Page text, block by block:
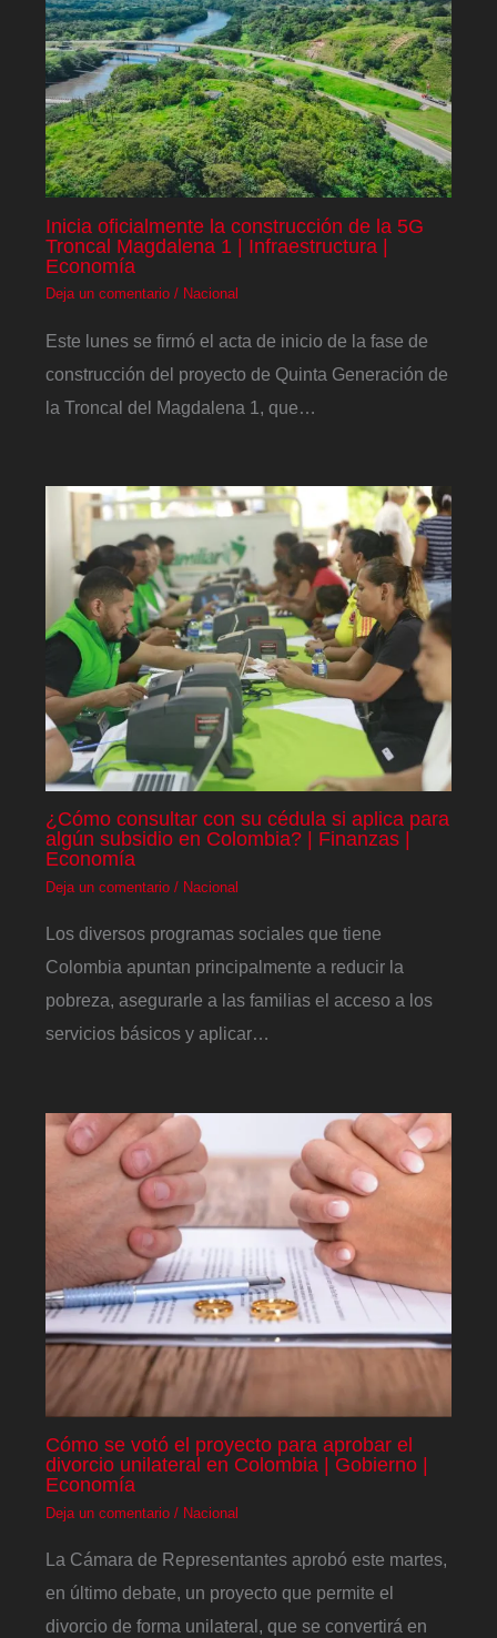
Inicia oficialmente la construcción de la 5G
Troncal Magdalena 1 | Infraestructura |
Economía
Deja un comentario / Nacional
Este lunes se firmó el acta de inicio de la fase de
construcción del proyecto de Quinta Generación de
la Troncal del Magdalena 1, que…
¿Cómo consultar con su cédula si aplica para
algún subsidio en Colombia? | Finanzas |
Economía
Deja un comentario / Nacional
Los diversos programas sociales que tiene
Colombia apuntan principalmente a reducir la
pobreza, asegurarle a las familias el acceso a los
servicios básicos y aplicar…
Cómo se votó el proyecto para aprobar el
divorcio unilateral en Colombia | Gobierno |
Economía
Deja un comentario / Nacional
La Cámara de Representantes aprobó este martes,
en último debate, un proyecto que permite el
divorcio de forma unilateral, que se convertirá en